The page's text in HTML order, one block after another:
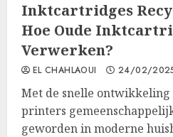
Inktcartridges
Hoe Oude
Verwerken?
EL CHAHLAOUI 24/02/
Met de snelle
printers
geworden in moderne